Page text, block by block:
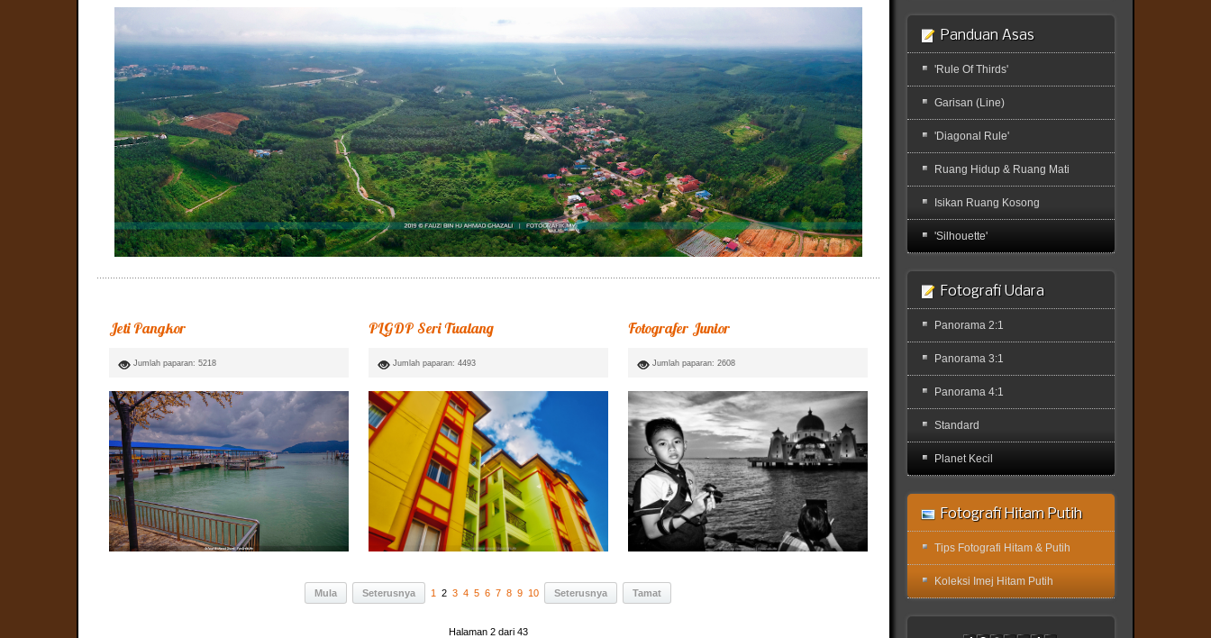
Jeti Pangkor
Jumlah paparan: 5218
PLGDP Seri Tualang
Jumlah paparan: 4493
Fotografer Junior
Jumlah paparan: 2608
Mula Seterusnya 1 2 3 4 5 6 7 8 9 10 Seterusnya Tamat
Halaman 2 dari 43
Panduan Asas
'Rule Of Thirds'
Garisan (Line)
'Diagonal Rule'
Ruang Hidup & Ruang Mati
Isikan Ruang Kosong
'Silhouette'
Fotografi Udara
Panorama 2:1
Panorama 3:1
Panorama 4:1
Standard
Planet Kecil
Fotografi Hitam Putih
Tips Fotografi Hitam & Putih
Koleksi Imej Hitam Putih